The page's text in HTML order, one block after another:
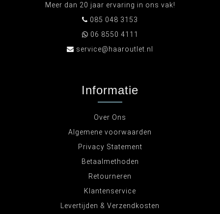
Meer dan 20 jaar ervaring in ons vak!
085 048 3153
06 8550 4111
service@haaroutlet.nl
Informatie
Over Ons
Algemene voorwaarden
Privacy Statement
Betaalmethoden
Retourneren
Klantenservice
Levertijden & Verzendkosten